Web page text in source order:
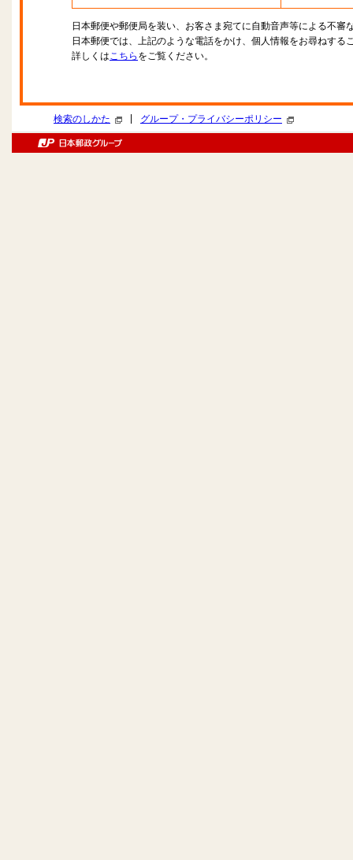
日本郵便や郵便局を装い、お客さま宛てに自動音声等による不審
日本郵便では、上記のような電話をかけ、個人情報をお尋ねする
詳しくはこちら をご覧ください。
検索のしかた グループ・プライバシーポリシー